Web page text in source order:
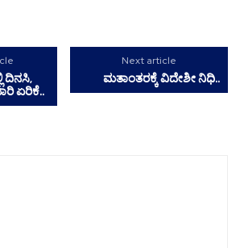
ದಿನಸಿ,
ಏರಿಕೆ..
Next article
ಮತಾಂತರಕ್ಕೆ ವಿದೇಶೀ ನಿಧಿ..